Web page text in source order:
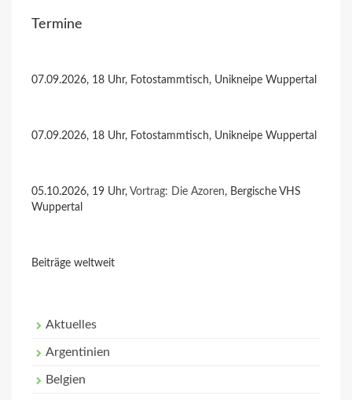
Termine
07.09.2026, 18 Uhr, Fotostammtisch, Unikneipe Wuppertal
07.09.2026, 18 Uhr, Fotostammtisch, Unikneipe Wuppertal
05.10.2026, 19 Uhr, Vortrag: Die Azoren, Bergische VHS
Wuppertal
Beiträge weltweit
Aktuelles
Argentinien
Belgien